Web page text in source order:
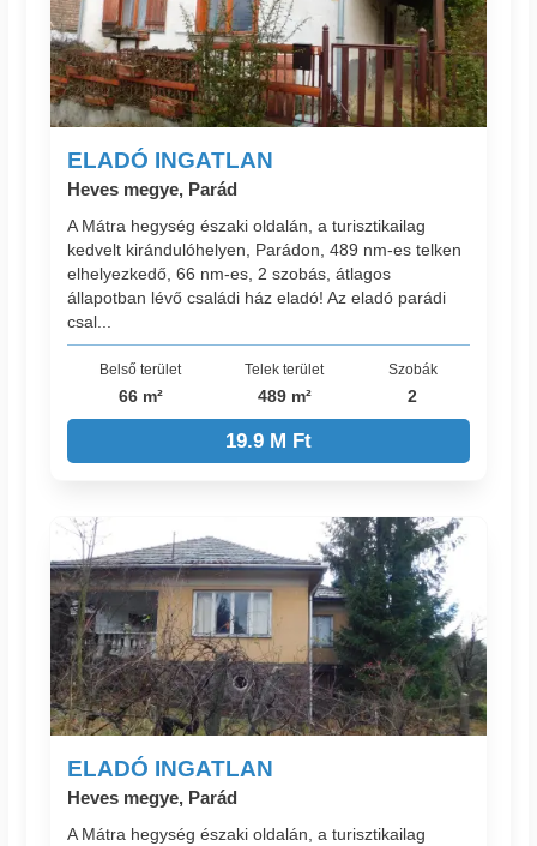
ELADÓ INGATLAN
Heves megye, Parád
A Mátra hegység északi oldalán, a turisztikailag
kedvelt kirándulóhelyen, Parádon, 489 nm-es telken
elhelyezkedő, 66 nm-es, 2 szobás, átlagos
állapotban lévő családi ház eladó! Az eladó parádi
csal...
Belső terület
66 m²
Telek terület
489 m²
Szobák
2
19.9 M Ft
ELADÓ INGATLAN
Heves megye, Parád
A Mátra hegység északi oldalán, a turisztikailag